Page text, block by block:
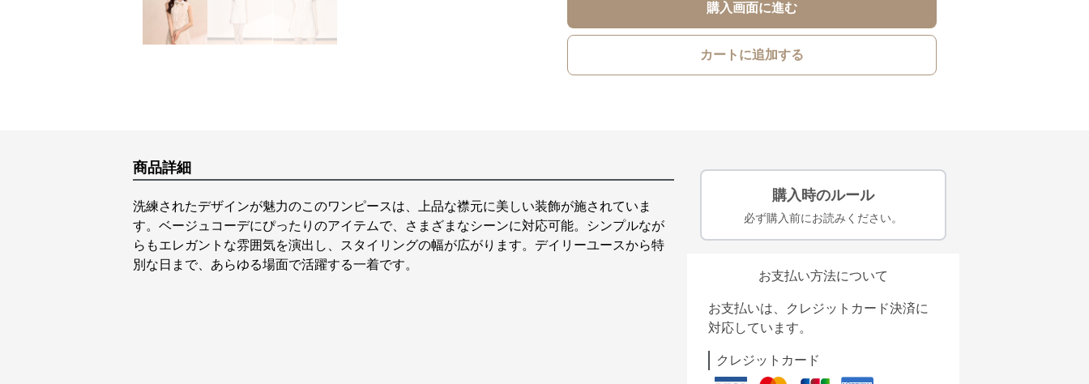
購入画面に進む
カートに追加する
商品詳細
洗練されたデザインが魅力のこのワンピースは、上品な襟元に美しい装飾が施されていま
す。ベージュコーデにぴったりのアイテムで、さまざまなシーンに対応可能。シンプルなが
らもエレガントな雰囲気を演出し、スタイリングの幅が広がります。デイリーユースから特
別な日まで、あらゆる場面で活躍する一着です。
購入時のルール
必ず購入前にお読みください。
お支払い方法について
お支払いは、クレジットカード決済に
対応しています。
クレジットカード